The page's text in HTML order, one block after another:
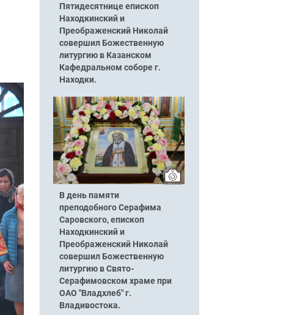
Пятидесятнице епископ
Находкинский и
Преображенский Николай
совершил Божественную
литургию в Казанском
Кафедральном соборе г.
Находки.
В день памяти
преподобного Серафима
Саровского, епископ
Находкинский и
Преображенский Николай
совершил Божественную
литургию в Свято-
Серафимовском храме при
ОАО "Владхлеб" г.
Владивостока.